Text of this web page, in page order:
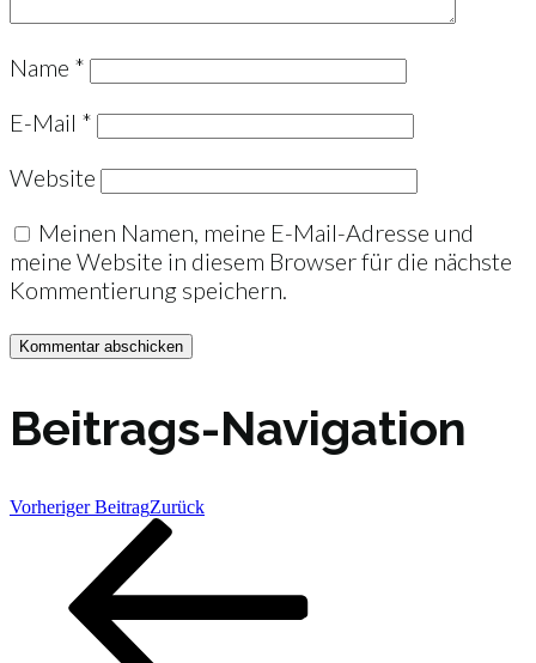
Name *
E-Mail *
Website
Meinen Namen, meine E-Mail-Adresse und
meine Website in diesem Browser für die nächste
Kommentierung speichern.
Beitrags-Navigation
Vorheriger BeitragZurück